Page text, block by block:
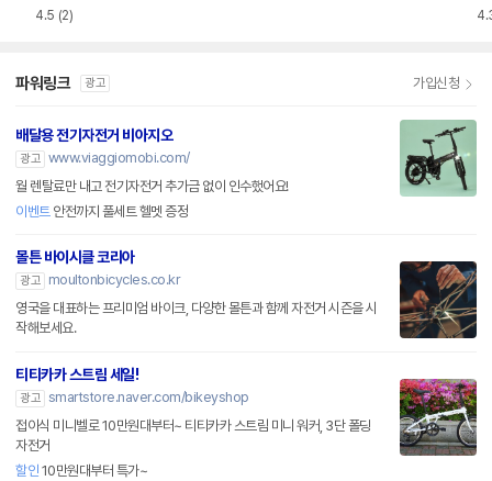
4.5 (2)
파워링크 광고 가입신청
배달용 전기자전거 비아지오
광고 www.viaggiomobi.com/
월 렌탈료만 내고 전기자전거 추가금 없이 인수했어요!
이벤트안전까지 풀세트 헬멧 증정
몰튼 바이시클 코리아
광고
moultonbicycles.co.kr
영국을 대표하는 프리미엄 바이크, 다양한 몰튼과 함께 자전거 시즌을 시
작해보세요.
티티카카 스트림 세일!
광고 smartstore.naver.com/bikeyshop
접이식 미니벨로 10만원대부터~ 티티카카 스트림 미니 워커, 3단 폴딩
자전거
할인 10만원대부터 특가~